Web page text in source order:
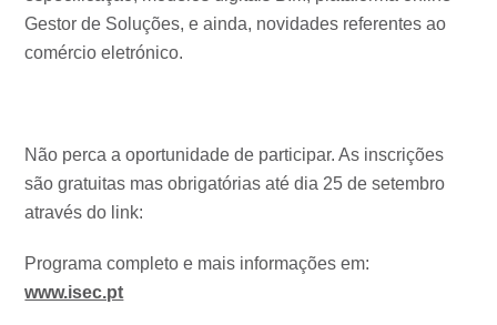
Gestor de Soluções, e ainda, novidades referentes ao
comércio eletrónico.
Não perca a oportunidade de participar. As inscrições
são gratuitas mas obrigatórias até dia 25 de setembro
através do link:
Programa completo e mais informações em:
www.isec.pt